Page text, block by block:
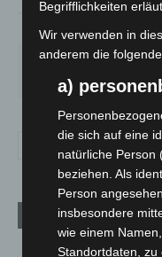
51%
SA.
21°
SO.
34°
Aktuelle Beiträge
Kunst trifft
Begrifflichkeiten
Wir verwenden in
anderem die
a)
die sich auf eine
natürliche Person
beziehen. Als
Person
insbesondere
wie einem
Standortdaten, zu